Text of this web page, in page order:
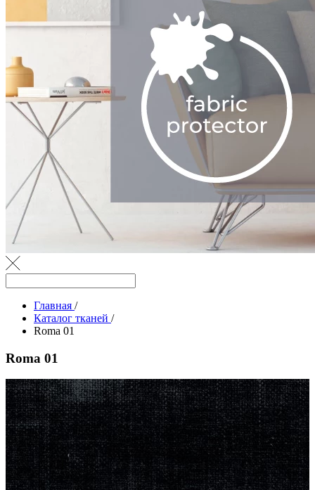
Главная /
Каталог тканей /
Roma 01
Roma 01